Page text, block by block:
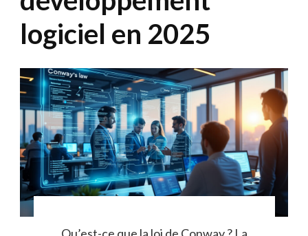
logiciel en 2025